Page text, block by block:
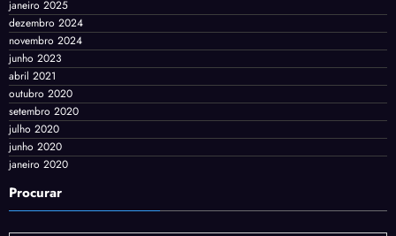
janeiro 2025
dezembro 2024
novembro 2024
junho 2023
abril 2021
outubro 2020
setembro 2020
julho 2020
junho 2020
janeiro 2020
Procurar